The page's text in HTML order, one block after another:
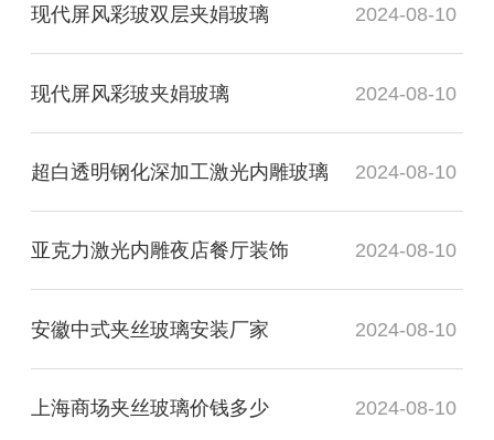
现代屏风彩玻双层夹娟玻璃 2024-08-10
现代屏风彩玻夹娟玻璃 2024-08-10
超白透明钢化深加工激光内雕玻璃 2024-08-10
亚克力激光内雕夜店餐厅装饰 2024-08-10
安徽中式夹丝玻璃安装厂家 2024-08-10
上海商场夹丝玻璃价钱多少 2024-08-10